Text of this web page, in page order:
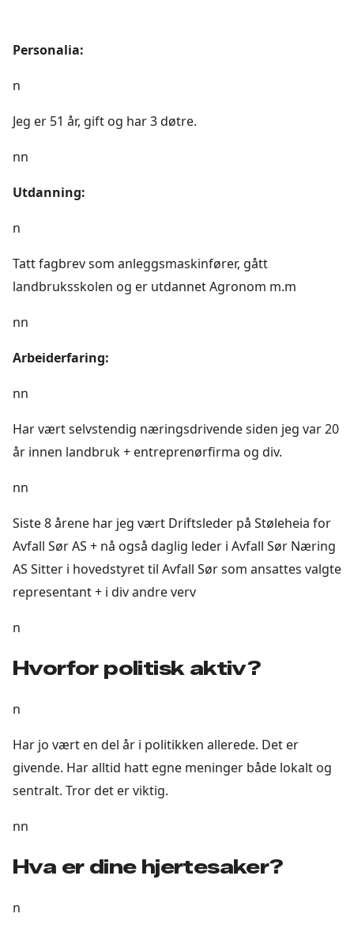
Personalia:
n
Jeg er 51 år, gift og har 3 døtre.
nn
Utdanning:
n
Tatt fagbrev som anleggsmaskinfører, gått
landbruksskolen og er utdannet Agronom m.m
nn
Arbeiderfaring:
nn
Har vært selvstendig næringsdrivende siden jeg var 20
år innen landbruk + entreprenørfirma og div.
nn
Siste 8 årene har jeg vært Driftsleder på Støleheia for
Avfall Sør AS + nå også daglig leder i Avfall Sør Næring
AS Sitter i hovedstyret til Avfall Sør som ansattes valgte
representant + i div andre verv
n
Hvorfor politisk aktiv?
n
Har jo vært en del år i politikken allerede. Det er
givende. Har alltid hatt egne meninger både lokalt og
sentralt. Tror det er viktig.
nn
Hva er dine hjertesaker?
n